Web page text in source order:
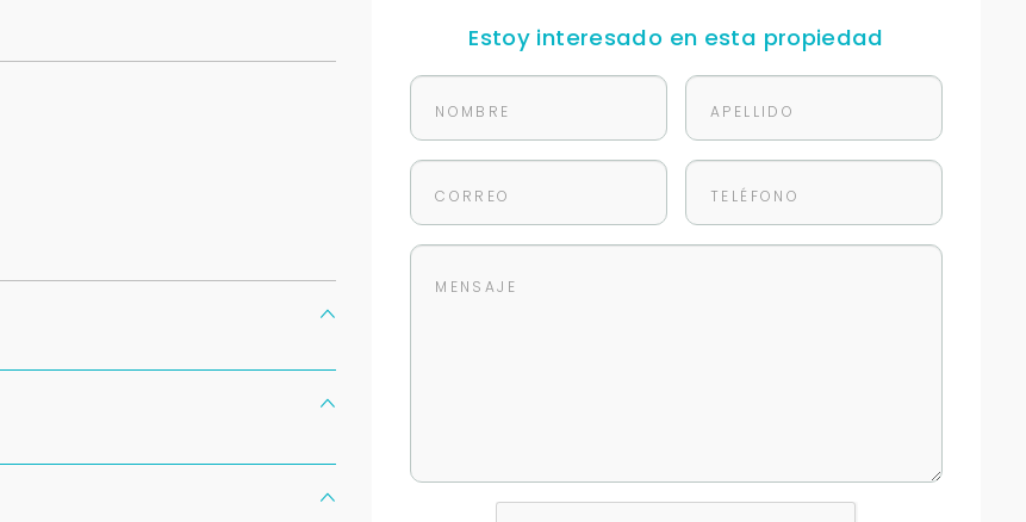
Estoy interesado en esta propiedad
Para responderte
Déjanos tus datos para identificar tu consulta en el sistema de gestión de